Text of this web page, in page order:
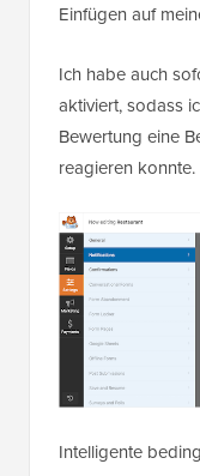
Einfügen auf
Ich habe auch
aktiviert, sodass
Bewertung eine
reagieren konnte.
Intelligente